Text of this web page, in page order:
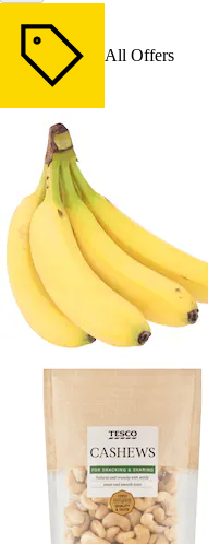
All Offers